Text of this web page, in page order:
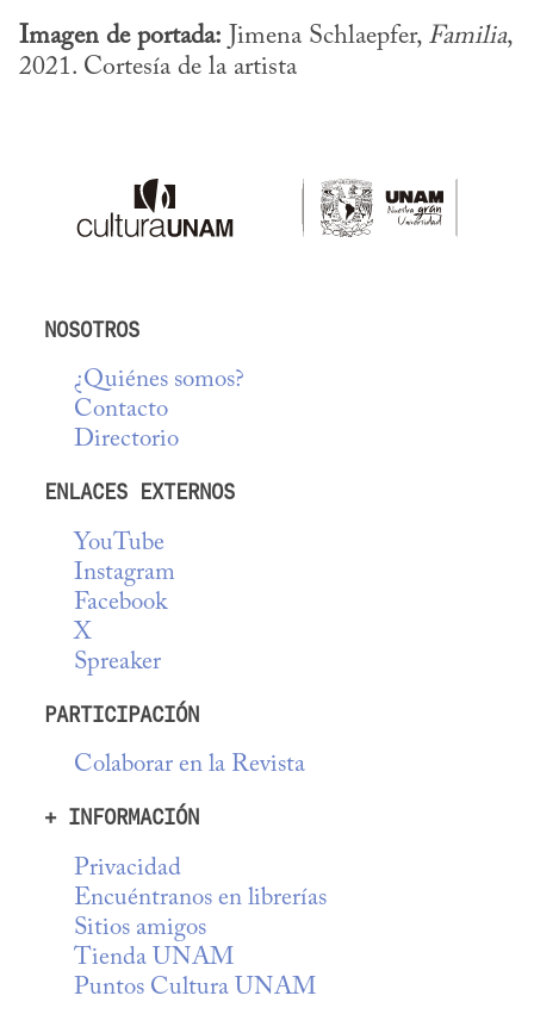
Imagen de portada: Jimena Schlaepfer, Familia,
2021. Cortesía de la artista
NOSOTROS
¿Quiénes somos?
Contacto
Directorio
ENLACES EXTERNOS
YouTube
Instagram
Facebook
X
Spreaker
PARTICIPACIÓN
Colaborar en la Revista
+ INFORMACIÓN
Privacidad
Encuéntranos en librerías
Sitios amigos
Tienda UNAM
Puntos Cultura UNAM